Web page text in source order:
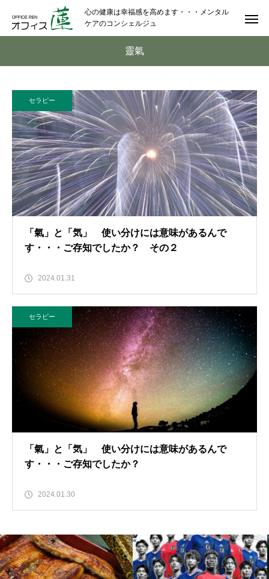
心の健康は幸福感を高めます・・・メンタル
ケアのコンシェルジュ
靈氣
セラピー
「氣」と「気」 使い分けには意味があるんで
す・・・ご存知でしたか？ その２
2024.01.31
セラピー
「氣」と「気」 使い分けには意味があるんで
す・・・ご存知でしたか？
2024.01.30